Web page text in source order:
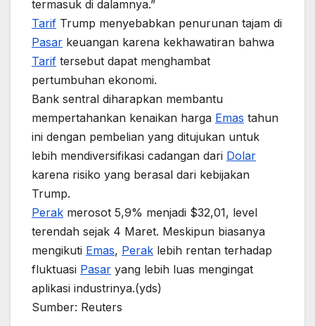
termasuk di dalamnya.”
Tarif Trump menyebabkan penurunan tajam di
Pasar keuangan karena kekhawatiran bahwa
Tarif tersebut dapat menghambat
pertumbuhan ekonomi.
Bank sentral diharapkan membantu
mempertahankan kenaikan harga Emas tahun
ini dengan pembelian yang ditujukan untuk
lebih mendiversifikasi cadangan dari Dolar
karena risiko yang berasal dari kebijakan
Trump.
Perak merosot 5,9% menjadi $32,01, level
terendah sejak 4 Maret. Meskipun biasanya
mengikuti Emas, Perak lebih rentan terhadap
fluktuasi Pasar yang lebih luas mengingat
aplikasi industrinya.(yds)
Sumber: Reuters